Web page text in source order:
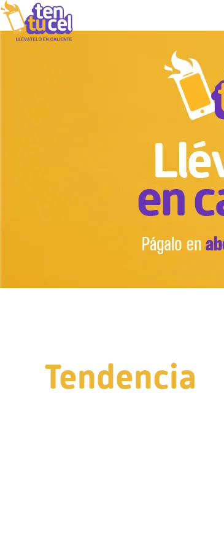
Tendencia